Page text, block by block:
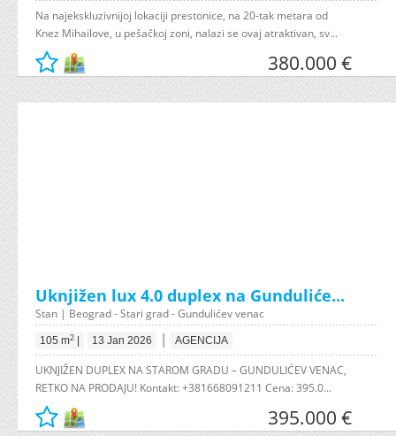
Na najekskluzivnijoj lokaciji prestonice, na 20-tak metara od
Knez Mihailove, u pešačkoj zoni, nalazi se ovaj atraktivan, sv...
380.000 €
Uknjižen lux 4.0 duplex na Gunduliće...
Stan | Beograd - Stari grad - Gundulićev venac
105 m2 13 Jan 2026 | AGENCIJA
UKNJIŽEN DUPLEX NA STAROM GRADU – GUNDULIĆEV VENAC,
RETKO NA PRODAJU! Kontakt: +381668091211 Cena: 395.0...
395.000 €